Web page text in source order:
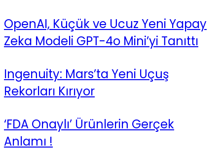
OpenAI, Küçük ve Ucuz Yeni Yapay
Zeka Modeli GPT-4o Mini’yi Tanıttı
Ingenuity: Mars’ta Yeni Uçuş
Rekorları Kırıyor
‘FDA Onaylı’ Ürünlerin Gerçek
Anlamı !